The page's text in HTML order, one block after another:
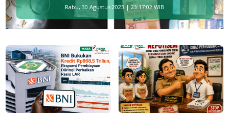
Rabu, 30 Agustus 2023 | 23:17:02 WIB